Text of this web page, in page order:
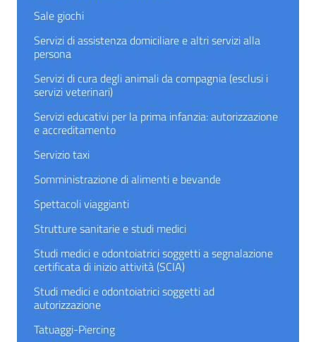
Sale giochi
Servizi di assistenza domiciliare e altri servizi alla
persona
Servizi di cura degli animali da compagnia (esclusi i
servizi veterinari)
Servizi educativi per la prima infanzia: autorizzazione
e accreditamento
Servizio taxi
Somministrazione di alimenti e bevande
Spettacoli viaggianti
Strutture sanitarie e studi medici
Studi medici e odontoiatrici soggetti a segnalazione
certificata di inizio attività (SCIA)
Studi medici e odontoiatrici soggetti ad
autorizzazione
Tatuaggi-Piercing